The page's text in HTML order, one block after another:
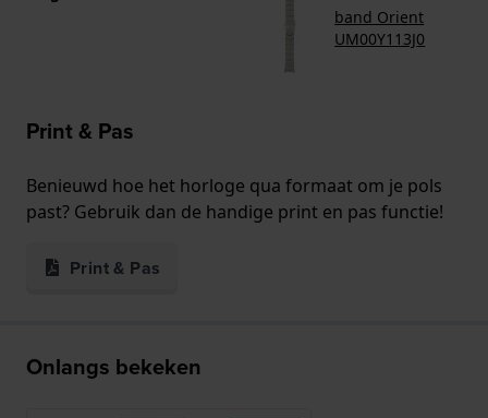
band Orient
UM00Y113J0
Print & Pas
Benieuwd hoe het horloge qua formaat om je pols
past? Gebruik dan de handige print en pas functie!
Print & Pas
Onlangs bekeken